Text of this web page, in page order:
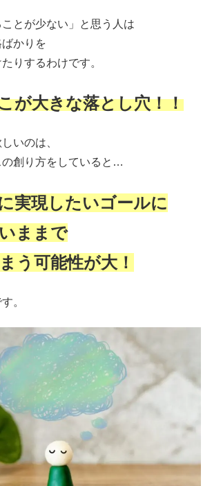
ことが少ない」と思う人は
かりを
りするわけです。
が大きな落とし穴！！
いのは、
創り方をしていると…
実現したいゴールに
ままで
う可能性が大！
。